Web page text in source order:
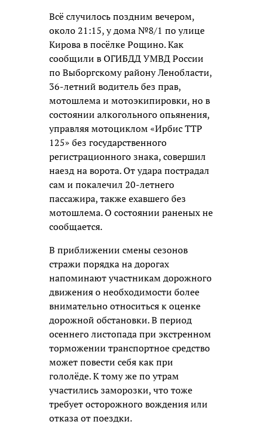
Всё случилось поздним вечером,
около 21:15, у дома №8/1 по улице
Кирова в посёлке Рощино. Как
сообщили в ОГИБДД УМВД России
по Выборгскому району Ленобласти,
36-летний водитель без прав,
мотошлема и мотоэкипировки, но в
состоянии алкогольного опьянения,
управляя мотоциклом «Ирбис ТТР
125» без государственного
регистрационного знака, совершил
наезд на ворота. От удара пострадал
сам и покалечил 20-летнего
пассажира, также ехавшего без
мотошлема. О состоянии раненых не
сообщается.
В приближении смены сезонов
стражи порядка на дорогах
напоминают участникам дорожного
движения о необходимости более
внимательно относиться к оценке
дорожной обстановки. В период
осеннего листопада при экстренном
торможении транспортное средство
может повести себя как при
гололёде. К тому же по утрам
участились заморозки, что тоже
требует осторожного вождения или
отказа от поездки.